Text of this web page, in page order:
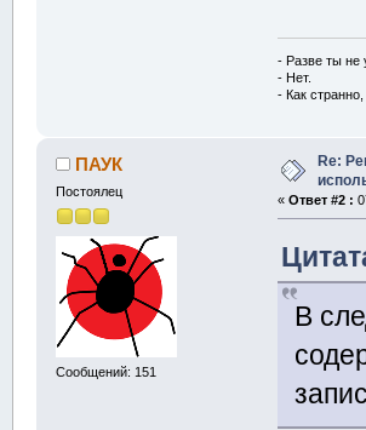
}
//
- Разве ты не
- Нет.
- Как
ПАУК
Постоялец
Сообщений: 151
Re:
«Ответ #2 :
В